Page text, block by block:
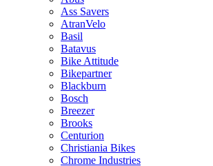
Ass Savers
AtranVelo
Basil
Batavus
Bike Attitude
Bikepartner
Blackburn
Bosch
Breezer
Brooks
Centurion
Christiania Bikes
Chrome Industries